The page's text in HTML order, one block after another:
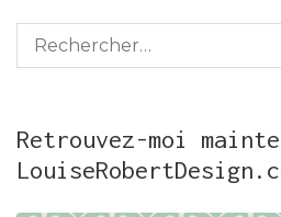
Rechercher :
Retrouvez-moi